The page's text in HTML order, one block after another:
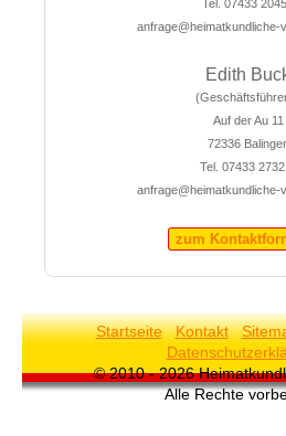
Tel. 07433
anfrage@heimatkundliche-
Edith
Auf der Au 11
72336
Tel. 07433
anfrage@heimatkundliche-
zum
Startseite Kontakt
© 2010 - 2026
Alle Rechte